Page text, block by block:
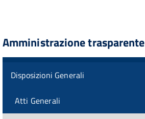
Amministrazione trasparente
Disposizioni Generali
Atti Generali